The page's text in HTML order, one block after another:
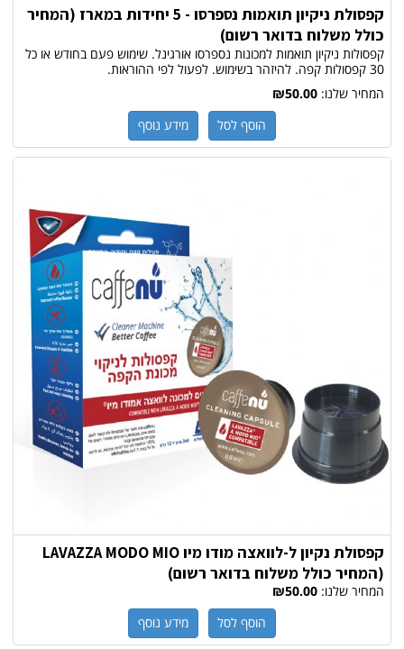
קפסולת ניקיון תואמות נספרסו - 5 יחידות במארז (המחיר
כולל משלוח בדואר רשום)
קפסולות ניקיון תואמות למכונות נספרסו אורגינל. שימוש פעם בחודש או כל
30 קפסולות קפה. להיזהר בשימוש. לפעול לפי ההוראות.
המחיר שלנו: ₪50.00
הוסף לסל מידע נוסף
קפסולת נקיון ל-לוואצה מודו מיו LAVAZZA MODO MIO
(המחיר כולל משלוח בדואר רשום)
המחיר שלנו: ₪50.00
הוסף לסל מידע נוסף